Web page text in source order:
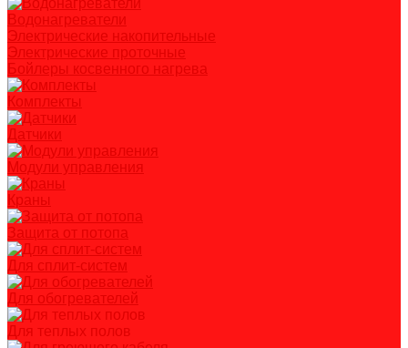
Водонагреватели
Электрические накопительные
Электрические проточные
Бойлеры косвенного нагрева
Комплекты
Датчики
Модули управления
Краны
Защита от потопа
Для сплит-систем
Для обогревателей
Для теплых полов